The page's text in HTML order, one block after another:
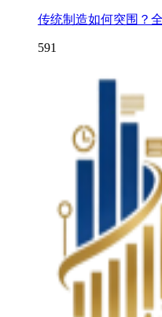
传统制造如何突围？
591